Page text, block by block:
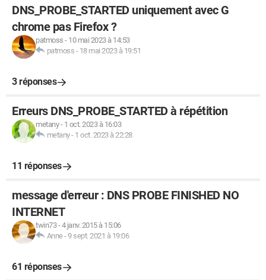
DNS_PROBE_STARTED uniquement avec G
chrome pas Firefox ?
patmoss - 10 mai 2023 à 14:53
patmoss - 18 mai 2023 à 19:51
3 réponses
Erreurs DNS_PROBE_STARTED à répétition
metany- 1 oct. 2023 à 16:03
metany- 1 oct. 2023 à 22:28
11 réponses
message d'erreur : DNS PROBE FINISHED NO
INTERNET
twin73-4 janv. 2015 à 15:06
Anne-9 sept. 2021 à 19:06
61 réponses